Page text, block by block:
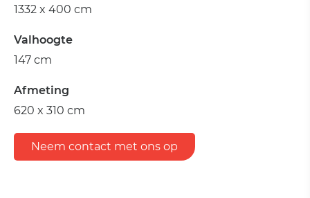
1332 x 400 cm
Valhoogte
147 cm
Afmeting
620 x 310 cm
Neem contact met ons op